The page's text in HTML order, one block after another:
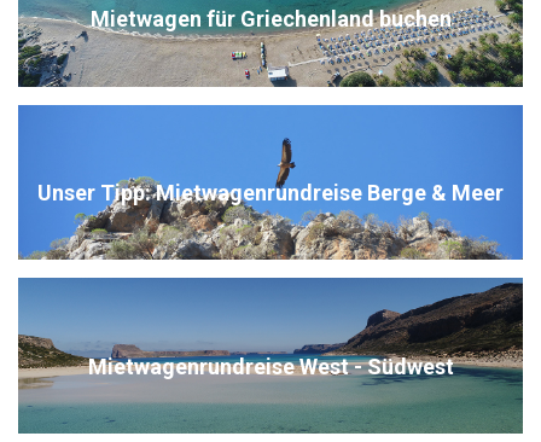
Mietwagen für Griechenland buchen
Unser Tipp: Mietwagenrundreise Berge & Meer
Mietwagenrundreise West - Südwest